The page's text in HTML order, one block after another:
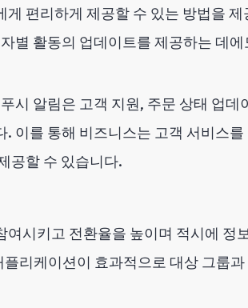
게 편리하게 제공할 수 있는 방법을
별 활동의 업데이트를 제공하는 데
시 알림은 고객 지원, 주문 상태 업
. 이를 통해 비즈니스는 고객 서비스
공할 수 있습니다.
여시키고 전환율을 높이며 적시에 정
리케이션이 효과적으로 대상 그룹